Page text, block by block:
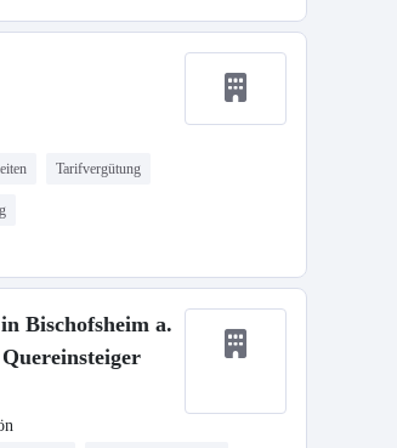
Tarifvergütung
Bischofsheim a.